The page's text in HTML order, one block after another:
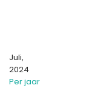
Juli,
2024
Per jaar